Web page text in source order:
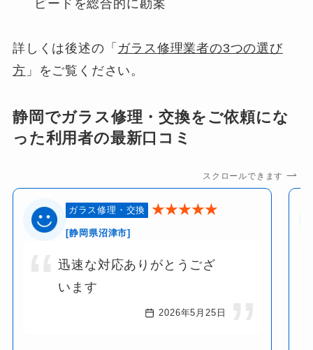
ピードを総合的に勘案
詳しくは後述の「 ガラス修理業者の3つの選び
方 」をご覧ください。
静岡でガラス修理・交換をご依頼にな
った利用者の最新口コミ
スクロールできます
ガラス修理・交換 ★★★★★
[静岡県沼津市]
迅速な対応ありがとうござ
います
2026年5月25日